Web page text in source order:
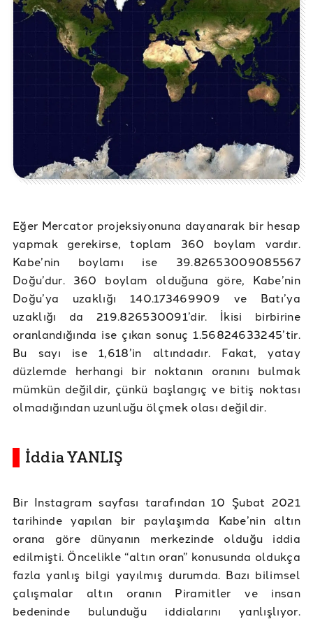
Eğer Mercator projeksiyonuna dayanarak bir hesap
yapmak gerekirse, toplam 360 boylam vardır.
Kabe’nin boylamı ise 39.82653009085567
Doğu’dur. 360 boylam olduğuna göre, Kabe’nin
Doğu’ya uzaklığı 140.173469909 ve Batı’ya
uzaklığı da 219.826530091’dir. İkisi birbirine
oranlandığında ise çıkan sonuç 1.56824633245’tir.
Bu sayı ise 1,618’in altındadır. Fakat, yatay
düzlemde herhangi bir noktanın oranını bulmak
mümkün değildir, çünkü başlangıç ve bitiş noktası
olmadığından uzunluğu ölçmek olası değildir.
İddia YANLIŞ
Bir Instagram sayfası tarafından 10 Şubat 2021
tarihinde yapılan bir paylaşımda Kabe’nin altın
orana göre dünyanın merkezinde olduğu iddia
edilmişti. Öncelikle “altın oran” konusunda oldukça
fazla yanlış bilgi yayılmış durumda. Bazı bilimsel
çalışmalar altın oranın Piramitler ve insan
bedeninde bulunduğu iddialarını yanlışlıyor.